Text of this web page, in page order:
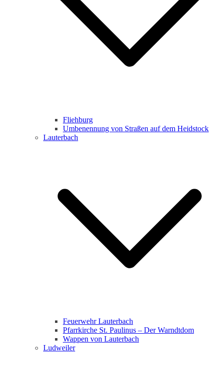
Fliehburg
Umbenennung von Straßen auf dem Heidstock
Lauterbach
Feuerwehr Lauterbach
Pfarrkirche St. Paulinus – Der Warndtdom
Wappen von Lauterbach
Ludweiler